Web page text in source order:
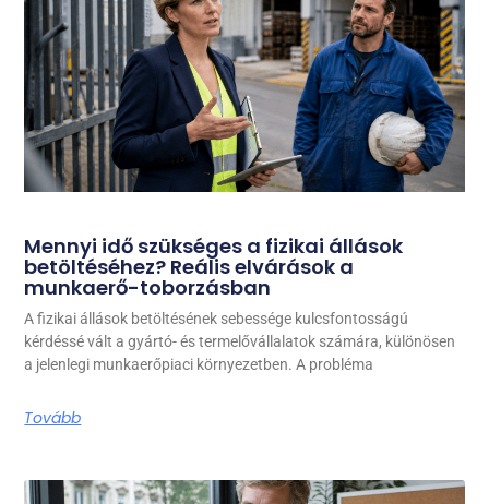
Mennyi idő szükséges a fizikai állások
betöltéséhez? Reális elvárások a
munkaerő-toborzásban
A fizikai állások betöltésének sebessége kulcsfontosságú
kérdéssé vált a gyártó- és termelővállalatok számára, különösen
a jelenlegi munkaerőpiaci környezetben. A probléma
Tovább